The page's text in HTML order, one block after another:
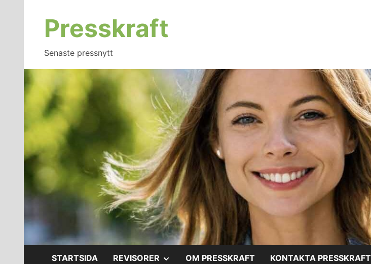
innehållPresskraft
Senaste pressnytt
STARTSIDA REVISORER VISAOM PRESSKRAFT KONTAKTA PRESSKRAFT